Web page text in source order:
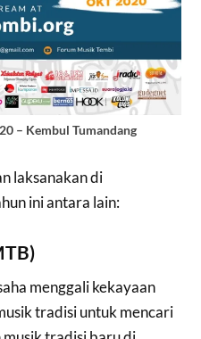
– Kembul Tumandang
laksanakan di
ini antara lain:
menggali kekayaan
tradisi untuk mencari